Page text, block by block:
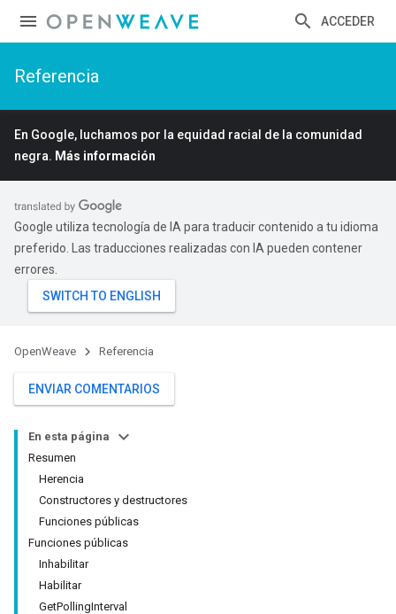
ACCEDER
Referencia
En Google, luchamos por la equidad racial de la comunidad
negra. Más información
Google utiliza tecnología de IA para traducir contenido a tu idioma
preferido. Las traducciones realizadas con IA pueden contener
errores.
OpenWeave Referencia
ENVIAR COMENTARIOS
En esta página
Resumen
Herencia
Constructores y destructores
Funciones públicas
Funciones públicas
Inhabilitar
Habilitar
GetPollingInterval